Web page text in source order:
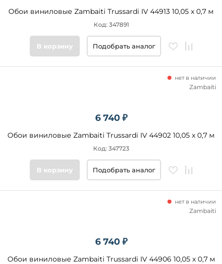
Обои виниловые Zambaiti Trussardi IV 44913 10,05 x 0,7 м
Код: 347891
В корзину Подобрать аналог
6 740 ₽
Обои виниловые Zambaiti Trussardi IV 44902 10,05 x 0,7 м
нет в наличии
Код: 347723
Zambaiti
В корзину Подобрать аналог
6 740 ₽
Обои виниловые Zambaiti Trussardi IV 44906 10,05 x 0,7 м
нет в наличии
Zambaiti